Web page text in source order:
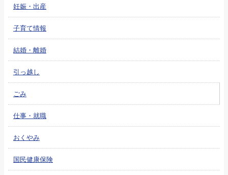
妊娠・出産
子育て情報
結婚・離婚
引っ越し
ごみ
仕事・就職
おくやみ
国民健康保険